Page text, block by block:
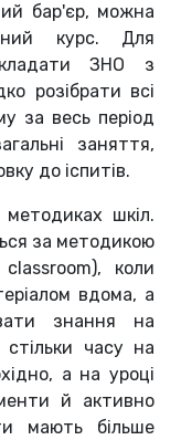
бар'єр, можна
курс. Для
ЗНО з
розібрати всі
за весь період
заняття,
до іспитів.
методиках шкіл.
за методикою
коли
вдома, а
знання на
часу на
а на уроці
й активно
мають більше